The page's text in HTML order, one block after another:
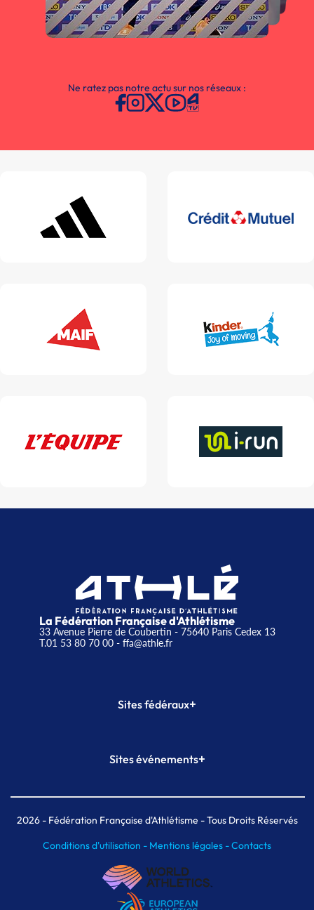
Ne ratez pas notre actu sur nos réseaux :
La Fédération Française d'Athlétisme
33 Avenue Pierre de Coubertin - 75640 Paris Cedex 13
T.01 53 80 70 00- ffa@athle.fr
Sites fédéraux+
Plateforme Formation
Sites événements+
Meeting de Paris indoor
MAIF Ekiden de Paris
2026- Fédération Française d'Athlétisme - Tous Droits Réservés
Conditions d'utilisation - Mentions légales -Contacts